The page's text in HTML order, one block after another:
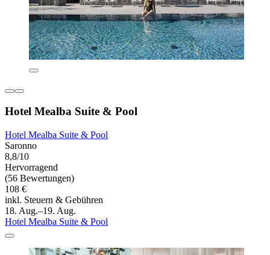
Hotel Mealba Suite & Pool
Hotel Mealba Suite & Pool
Saronno
8,8/10
Hervorragend
(56 Bewertungen)
108 €
inkl. Steuern & Gebühren
18. Aug.–19. Aug.
Hotel Mealba Suite & Pool